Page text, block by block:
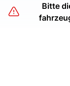
Bitte